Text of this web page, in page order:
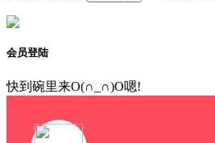
会员登陆
快到碗里来O(∩_∩)O嗯!